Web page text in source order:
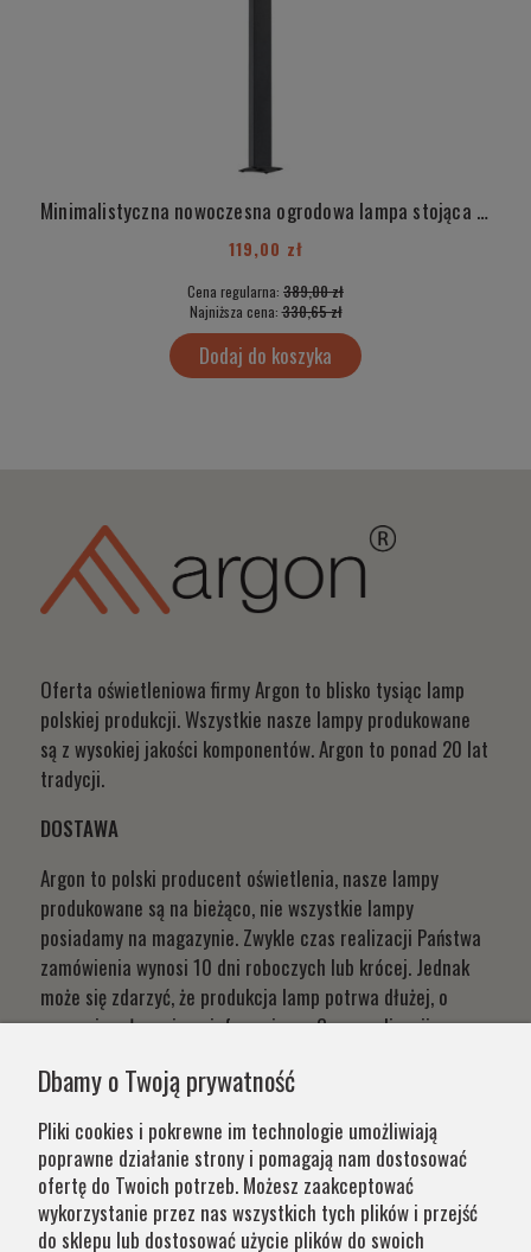
Minimalistyczna nowoczesna ogrodowa lampa stojąca metalowa czarna większa kubik prostopadłościan LED RIALTO 3918
119,00 zł
Cena regularna: 389,00 zł
Najniższa cena:330,65 zł
Dodaj do koszyka
Oferta oświetleniowa firmy Argon to blisko tysiąc lamp
polskiej produkcji. Wszystkie nasze lampy produkowane
są z wysokiej jakości komponentów. Argon to ponad 20 lat
tradycji.
DOSTAWA
Argon to polski producent oświetlenia, nasze lampy
produkowane są na bieżąco, nie wszystkie lampy
posiadamy na magazynie. Zwykle czas realizacji Państwa
zamówienia wynosi 10 dni roboczych lub krócej. Jednak
może się zdarzyć, że produkcja lamp potrwa dłużej, o
czym niezwłocznie poinformujemy. Czas realizacji
chęci zapewnienia jak najwyższej jakości produktu. W
na zamówienie jest zaznaczony w opisie. Wierzymy, że na
nasze lampy warto czasem poczekać.
Dbamy o Twoją prywatność
Pliki cookies i pokrewne im technologie umożliwiają
poprawne działanie strony i pomagają nam dostosować
ofertę do Twoich potrzeb. Możesz zaakceptować
wykorzystanie przez nas wszystkich tych plików i przejść
do sklepu lub dostosować użycie plików do swoich